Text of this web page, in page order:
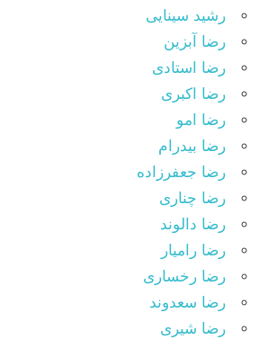
رشید سینایی
رضا آبزین
رضا استادی
رضا اکبری
رضا امو
رضا بیدرام
رضا جعفرزاده
رضا چناری
رضا دالوند
رضا رامیار
رضا رخساری
رضا سعدوند
رضا شیری